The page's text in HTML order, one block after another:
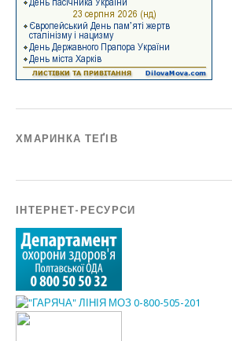
ХМАРИНКА ТЕҐІВ
ІНТЕРНЕТ-РЕСУРСИ